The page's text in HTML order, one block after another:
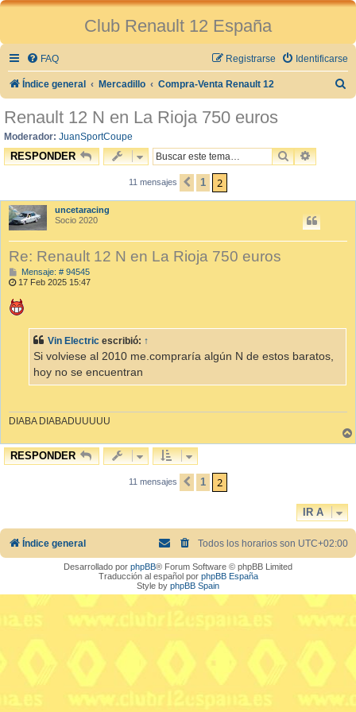
Club Renault 12 España
FAQ Identificarse
Registrarse
Índice general Mercadillo Compra-Venta Renault 12
Renault 12 N en La Rioja 750 euros
Moderador: JuanSportCoupe
RESPONDER BUSCAR
11 mensajes ANTERIOR
1 2
uncetaracing
Socio 2020
Re: Renault 12 N en La Rioja 750 euros
Mensaje: # 94545M
e
17 Feb 2025 15:47
Vin Electric escribió: ↑
Si volviese al 2010 me.compraría algún N de estos baratos,
hoy no se encuentran
DIABA DIABADUUUUU
RESPONDER
11 mensajes ANTERIOR
1 2
IR A
Índice general Todos los horarios son UTC+02:00
Desarrollado por phpBB® Forum Software © phpBB Limited
Traducción al español por phpBB España
Style by phpBB Spain